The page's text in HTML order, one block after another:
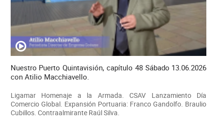
Nuestro Puerto Quintavisión, capítulo 48 Sábado 13.06.2026
con Atilio Macchiavello.
Ligamar Homenaje a la Armada. CSAV Lanzamiento Día
Comercio Global. Expansión Portuaria: Franco Gandolfo. Braulio
Cubillos. Contraalmirante Raúl Silva.